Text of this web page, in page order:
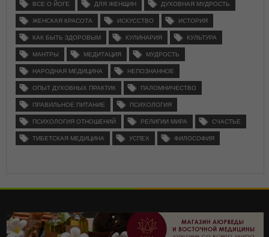
ВСЕ О ЙОГЕ ДЛЯ ЖЕНЩИН ДУХОВНАЯ МУДРОСТЬ
ЖЕНСКАЯ КРАСОТА ИСКУССТВО ИСТОРИЯ
КАК БЫТЬ ЗДОРОВЫМ КУЛИНАРИЯ КУЛЬТУРА
МАНТРЫ МЕДИТАЦИЯ МУДРОСТЬ
НАРОДНАЯ МЕДИЦИНА НЕПОЗНАННОЕ
ОПЫТ ДУХОВНЫХ ПРАКТИК ПАЛОМНИЧЕСТВО
ПРАВИЛЬНОЕ ПИТАНИЕ ПСИХОЛОГИЯ
ПСИХОЛОГИЯ ОТНОШЕНИЙ РЕЛИГИИ МИРА СЧАСТЬЕ
ТИБЕТСКАЯ МЕДИЦИНА УСПЕХ ФИЛОСОФИЯ